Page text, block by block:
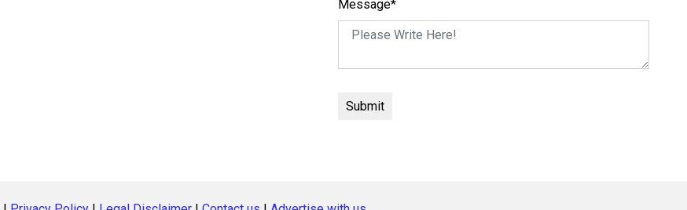
Message*